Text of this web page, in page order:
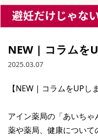
NEW | コラムを
2025.03.07
【NEW | コラムをUPし
アイン薬局の「あいちゃ
薬や薬局、健康について